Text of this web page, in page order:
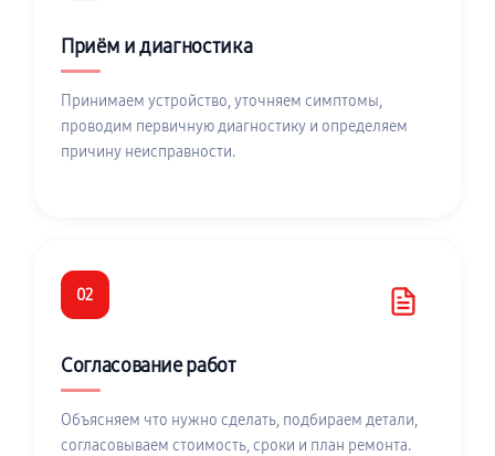
Приём и диагностика
Принимаем устройство, уточняем симптомы,
проводим первичную диагностику и определяем
причину неисправности.
02
Согласование работ
Объясняем что нужно сделать, подбираем детали,
согласовываем стоимость, сроки и план ремонта.